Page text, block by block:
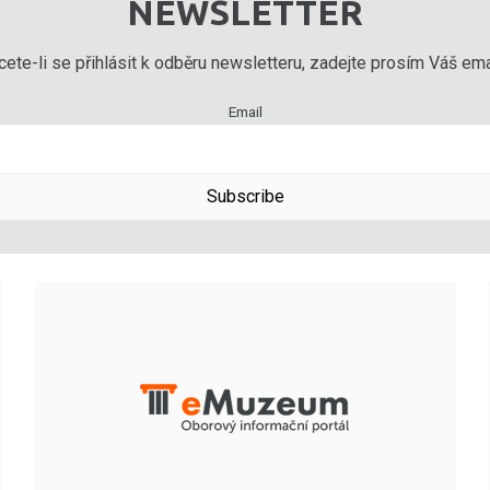
NEWSLETTER
li se přihlásit k odběru newsletteru, zadejte prosím Váš
Email
Subscribe